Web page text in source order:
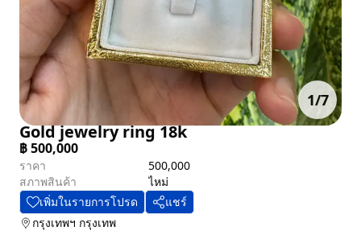
1/7
Gold jewelry ring 18k
฿500,000
ราคา
500,000
สภาพสินค้า
ไหม่
เพิ่มในรายการโปรด
แชร์
กรุงเทพฯ กรุงเทพ